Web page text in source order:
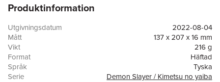
Produktinformation
Utgivningsdatum
2022-08-04
Mått
137 x 207 x 16 mm
Vikt
216 g
Format
Häftad
Språk
Tyska
Serie
Demon Slayer / Kimetsu no yaiba